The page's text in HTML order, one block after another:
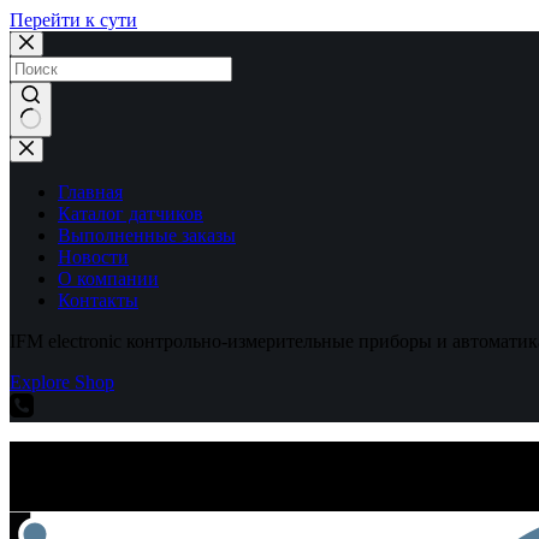
Перейти к сути
Ничего
не
найденоГлавная
Каталог датчиков
Выполненные заказы
Новости
О компании
Контакты
IFM electronic контрольно-измерительные приборы и
Explore Shop